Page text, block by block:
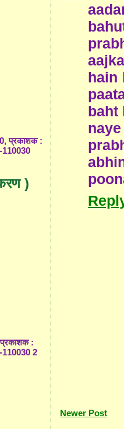
hain
baht
Newer Post
प्रकाशक :
110030
)
:
110030 2